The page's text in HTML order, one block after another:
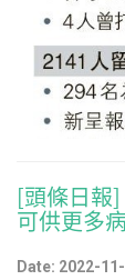
[頭條日報
可供更多
Date: 2022-